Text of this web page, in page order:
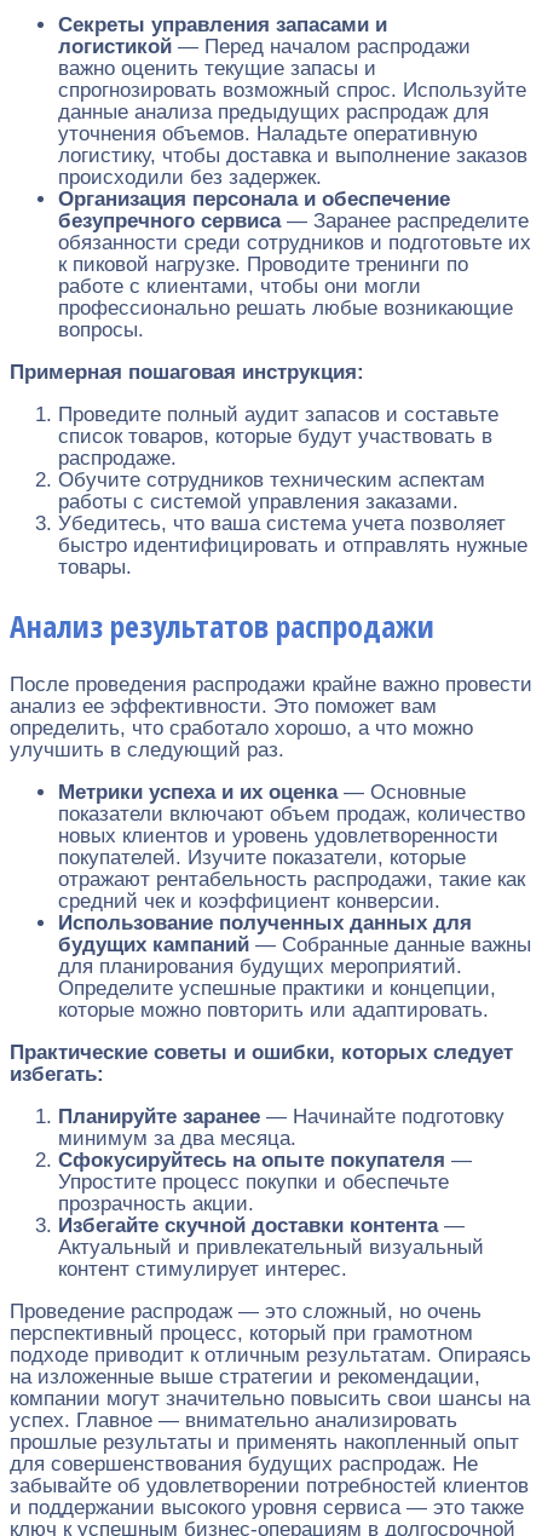
Секреты управления запасами и
логистикой — Перед началом распродажи
важно оценить текущие запасы и
спрогнозировать возможный спрос. Используйте
данные анализа предыдущих распродаж для
уточнения объемов. Наладьте оперативную
логистику, чтобы доставка и выполнение заказов
происходили без задержек.
Организация персонала и обеспечение
безупречного сервиса— Заранее распределите
обязанности среди сотрудников и подготовьте их
к пиковой нагрузке. Проводите тренинги по
работе с клиентами, чтобы они могли
профессионально решать любые возникающие
вопросы.
Примерная пошаговая инструкция:
Проведите полный аудит запасов и составьте
список товаров, которые будут участвовать в
распродаже.
Обучите сотрудников техническим аспектам
работы с системой управления заказами.
Убедитесь, что ваша система учета позволяет
быстро идентифицировать и отправлять нужные
товары.
Анализ результатов распродажи
После проведения распродажи крайне важно провести
анализ ее эффективности. Это поможет вам
определить, что сработало хорошо, а что можно
улучшить в следующий раз.
Метрики успеха и их оценка— Основные
показатели включают объем продаж, количество
новых клиентов и уровень удовлетворенности
покупателей. Изучите показатели, которые
отражают рентабельность распродажи, такие как
средний чек и коэффициент конверсии.
Использование полученных данных для
будущих кампаний — Собранные данные важны
для планирования будущих мероприятий.
Определите успешные практики и концепции,
которые можно повторить или адаптировать.
Практические советы и ошибки, которых следует
избегать:
Планируйте заранее — Начинайте подготовку
минимум за два месяца.
Сфокусируйтесь на опыте покупателя —
Упростите процесс покупки и обеспечьте
прозрачность акции.
Избегайте скучной доставки контента—
Актуальный и привлекательный визуальный
контент стимулирует интерес.
Проведение распродаж — это сложный, но очень
перспективный процесс, который при грамотном
подходе приводит к отличным результатам. Опираясь
на изложенные выше стратегии и рекомендации,
компании могут значительно повысить свои шансы на
успех. Главное — внимательно анализировать
прошлые результаты и применять накопленный опыт
для совершенствования будущих распродаж. Не
забывайте об удовлетворении потребностей клиентов
и поддержании высокого уровня сервиса — это также
ключ к успешным бизнес-операциям в долгосрочной